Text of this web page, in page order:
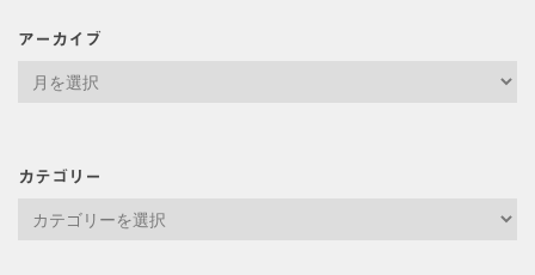
アーカイブ
ブ
カテゴリー